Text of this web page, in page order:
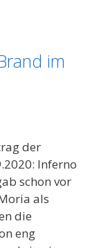
im
der
Inferno
schon vor
als
die
eng